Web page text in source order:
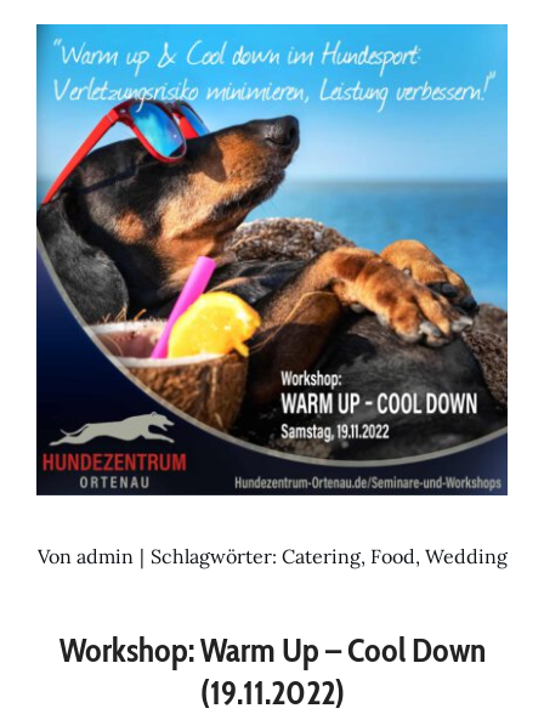
Von admin | Schlagwörter: Catering, Food, Wedding
Workshop: Warm Up – Cool Down
(19.11.2022)